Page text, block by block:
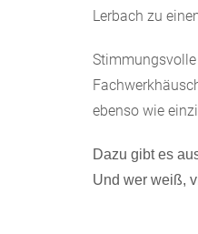
Lerbach zu
ebenso wie
Dazu gibt es
Und wer weiß,